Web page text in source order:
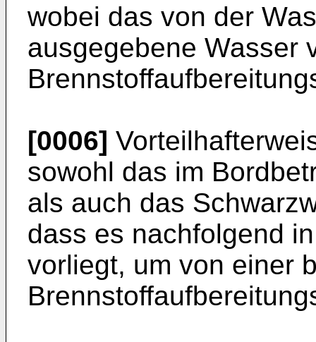
wobei das von der
ausgegebene Wasser
[0006]
sowohl das im
als auch das
dass es nachfolgend
vorliegt, um von einer